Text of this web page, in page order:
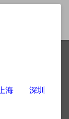
班哪
海
深圳